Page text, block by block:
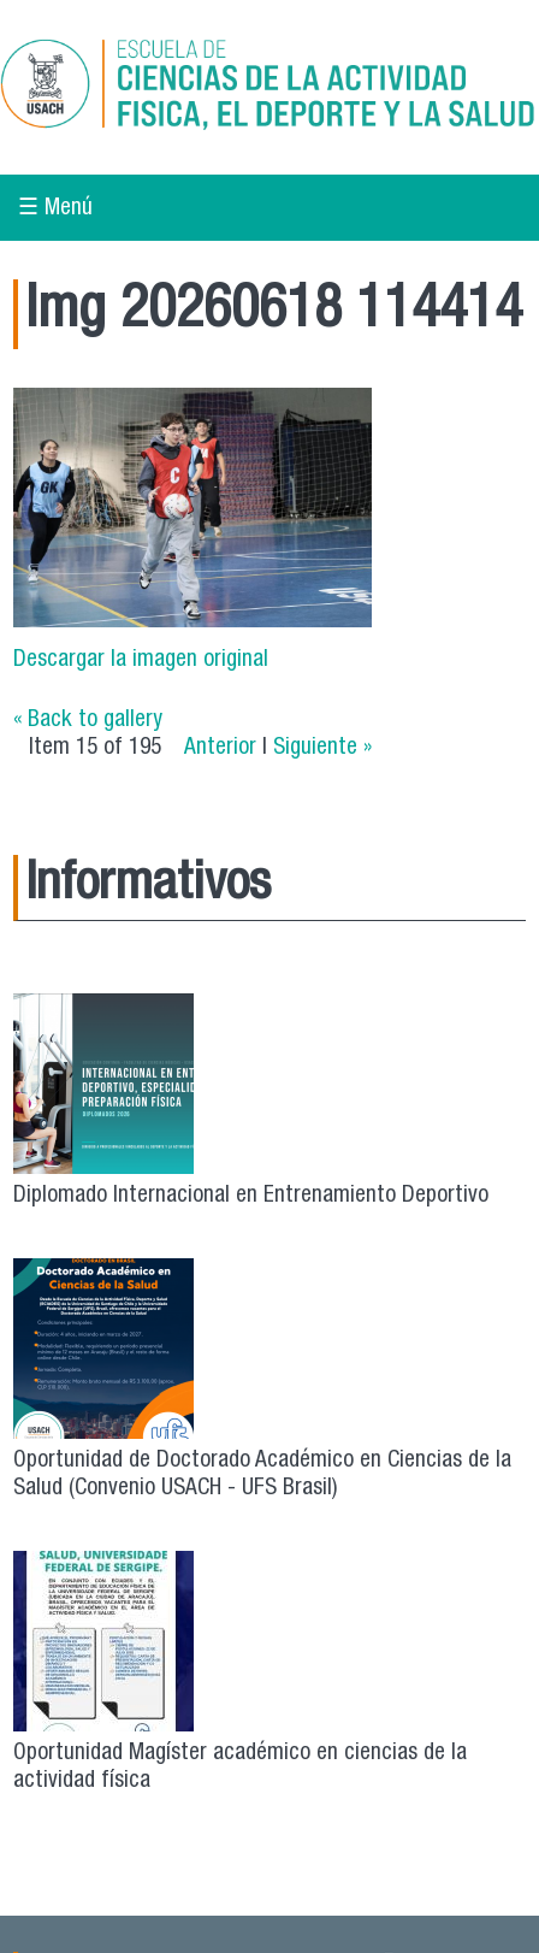
☰ Menú
Img 20260618 114414
Descargar la imagen original
« Back to gallery
Item 15 of 195
Anterior Siguiente »
Informativos
Diplomado Internacional en Entrenamiento Deportivo
Oportunidad de Doctorado Académico en Ciencias de la
Salud (Convenio USACH - UFS Brasil)
Oportunidad Magíster académico en ciencias de la
actividad física